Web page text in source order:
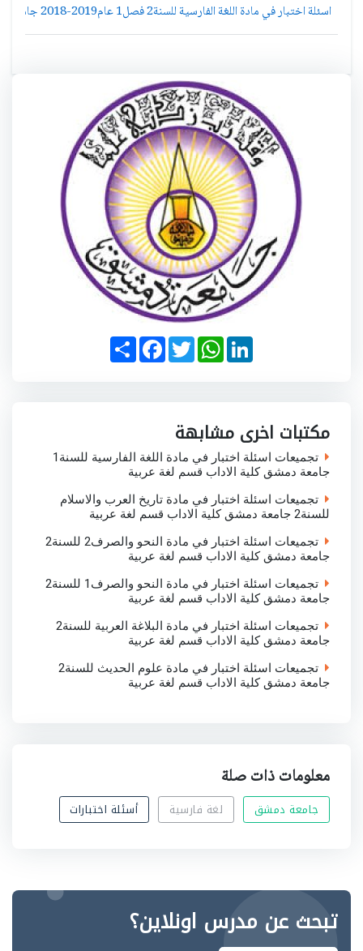
اسئلة اختبار في مادة اللغة الفارسية للسنة2 فصل1 عام2019-2018 جامعة دمشق كلية الاداب قسم لغة عربية
S
h
a
F
a
c
T
w
i
W
h
a
p
p
L
i
n
n
مكتبات اخرى مشابهة
تجميعات اسئلة اختبار في مادة اللغة الفارسية للسنة1
جامعة دمشق كلية الاداب قسم لغة عربية
تجميعات اسئلة اختبار في مادة تاريخ العرب والاسلام
للسنة2 جامعة دمشق كلية الاداب قسم لغة عربية
تجميعات اسئلة اختبار في مادة النحو والصرف2 للسنة2
جامعة دمشق كلية الاداب قسم لغة عربية
تجميعات اسئلة اختبار في مادة النحو والصرف1 للسنة2
جامعة دمشق كلية الاداب قسم لغة عربية
تجميعات اسئلة اختبار في مادة البلاغة العربية للسنة2
جامعة دمشق كلية الاداب قسم لغة عربية
تجميعات اسئلة اختبار في مادة علوم الحديث للسنة2
جامعة دمشق كلية الاداب قسم لغة عربية
معلومات ذات صلة
جامعة دمشق لغة فارسية أسئلة اختبارات
تبحث عن مدرس اونلاين؟